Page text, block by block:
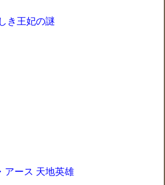
き王妃の謎
ース 天地英雄